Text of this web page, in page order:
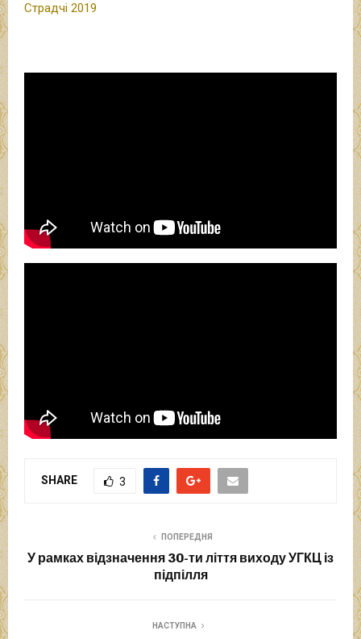
Страдчі 2019
SHARE 3
ПОПЕРЕДНЯ
У рамках відзначення 30-ти ліття виходу УГКЦ із
підпілля
НАСТУПНА